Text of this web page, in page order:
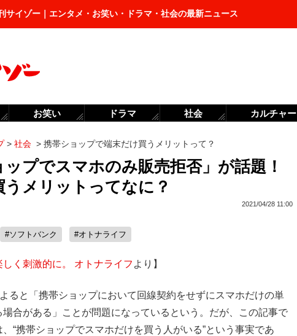
サイゾー｜エンタメ・お笑い・ドラマ・社会の最新ニュース
> 社会 > 携帯ショップで端末だけ買うメリットって？
ップでスマホのみ販売拒否」が話題！
うメリットってなに？
2021/04/28 11:00
#ソフトバンク #オトナライフ
く刺激的に。 オトナライフ より】
ると「携帯ショップにおいて回線契約をせずにスマホだけの単
合がある」ことが問題になっているという。だが、この記事で
“携帯ショップでスマホだけを買う人がいる”という事実であ
お笑い ドラマ 社会 カルチャー